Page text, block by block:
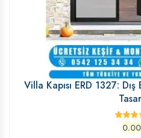
Villa Kapısı ERD 1327:
0.00